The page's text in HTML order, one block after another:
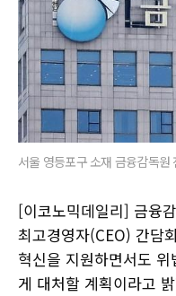
서울 영등포구 소재 금융감독
[이코노믹데일리] 금융
최고경영자(CEO) 간담
혁신을 지원하면서도
게 대처할 계획이라고